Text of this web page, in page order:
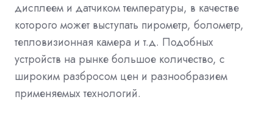
дисплеем и датчиком температуры, в качестве
которого может выступать пирометр, болометр,
тепловизионная камера и т.д. Подобных
устройств на рынке большое количество, с
широким разбросом цен и разнообразием
применяемых технологий.